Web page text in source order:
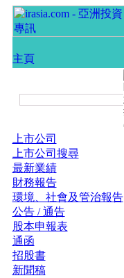
上市公司
上市公司搜尋
最新業績
財務報告
環境、社會及管治報告
公告 / 通告
股本申報表
通函
招股書
新聞稿